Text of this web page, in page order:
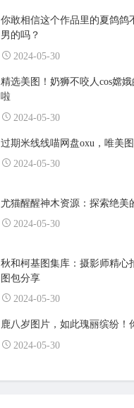
你敢相信这个作品里的夏鸽鸽
男的吗？
2024-05-30
精选美图！奶狮不咬人cos嫦
啦
2024-05-30
过期米线线喵网盘oxu，唯美图
2024-05-30
尤猫醒醒神木资源：探索绝美
2024-05-30
秋和柯基图集库：摄影师精心
图包分享
2024-05-30
鹿八岁图片，如此瑰丽缤纷！
2024-05-30